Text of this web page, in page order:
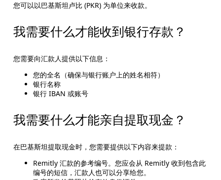
您可以以巴基斯坦卢比 (PKR) 为单位来收款。
我需要什么才能收到银行存款？
您需要向汇款人提供以下信息：
您的全名（确保与银行账户上的姓名相符）
银行名称
银行 IBAN 或账号
我需要什么才能亲自提取现金？
在巴基斯坦提取现金时，您需要提供以下内容来提款：
Remitly 汇款的参考编号。您应会从 Remitly 收到包含此
编号的短信，汇款人也可以分享给您。